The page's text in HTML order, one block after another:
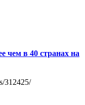
чем в 40 странах на
312425/